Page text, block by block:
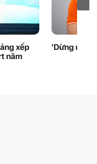
xếp
năm
'Dừng một